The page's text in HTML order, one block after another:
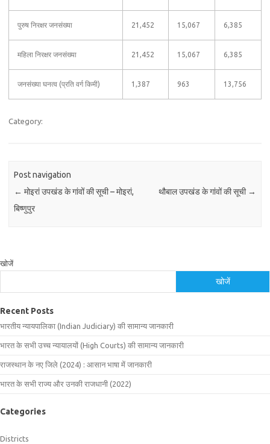
पुरुष निरक्षर जनसंख्या 21,452 15,067 6,385
महिला निरक्षर जनसंख्या 21,452 15,067 6,385
जनसंख्या घनत्व (प्रति वर्ग किमी) 1,387 963 13,756
Category:
Post navigation
← मोइरां उपखंड के गांवों की सूची – मोइरां,
बिष्णुपुर
थौबाल उपखंड के गांवों की सूची →
खोजें
खोजें
Recent Posts
भारतीय न्यायपालिका (Indian Judiciary) की सामान्य जानकारी
भारत के सभी उच्च न्यायालयों (High Courts) की सामान्य जानकारी
राजस्थान के नए जिले (2024) : आसान भाषा में जानकारी
भारत के सभी राज्य और उनकी राजधानी (2022)
Categories
Districts